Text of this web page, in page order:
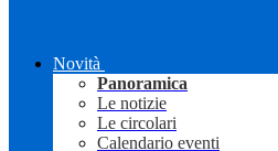
Novità
Panoramica
Le notizie
Le circolari
Calendario eventi